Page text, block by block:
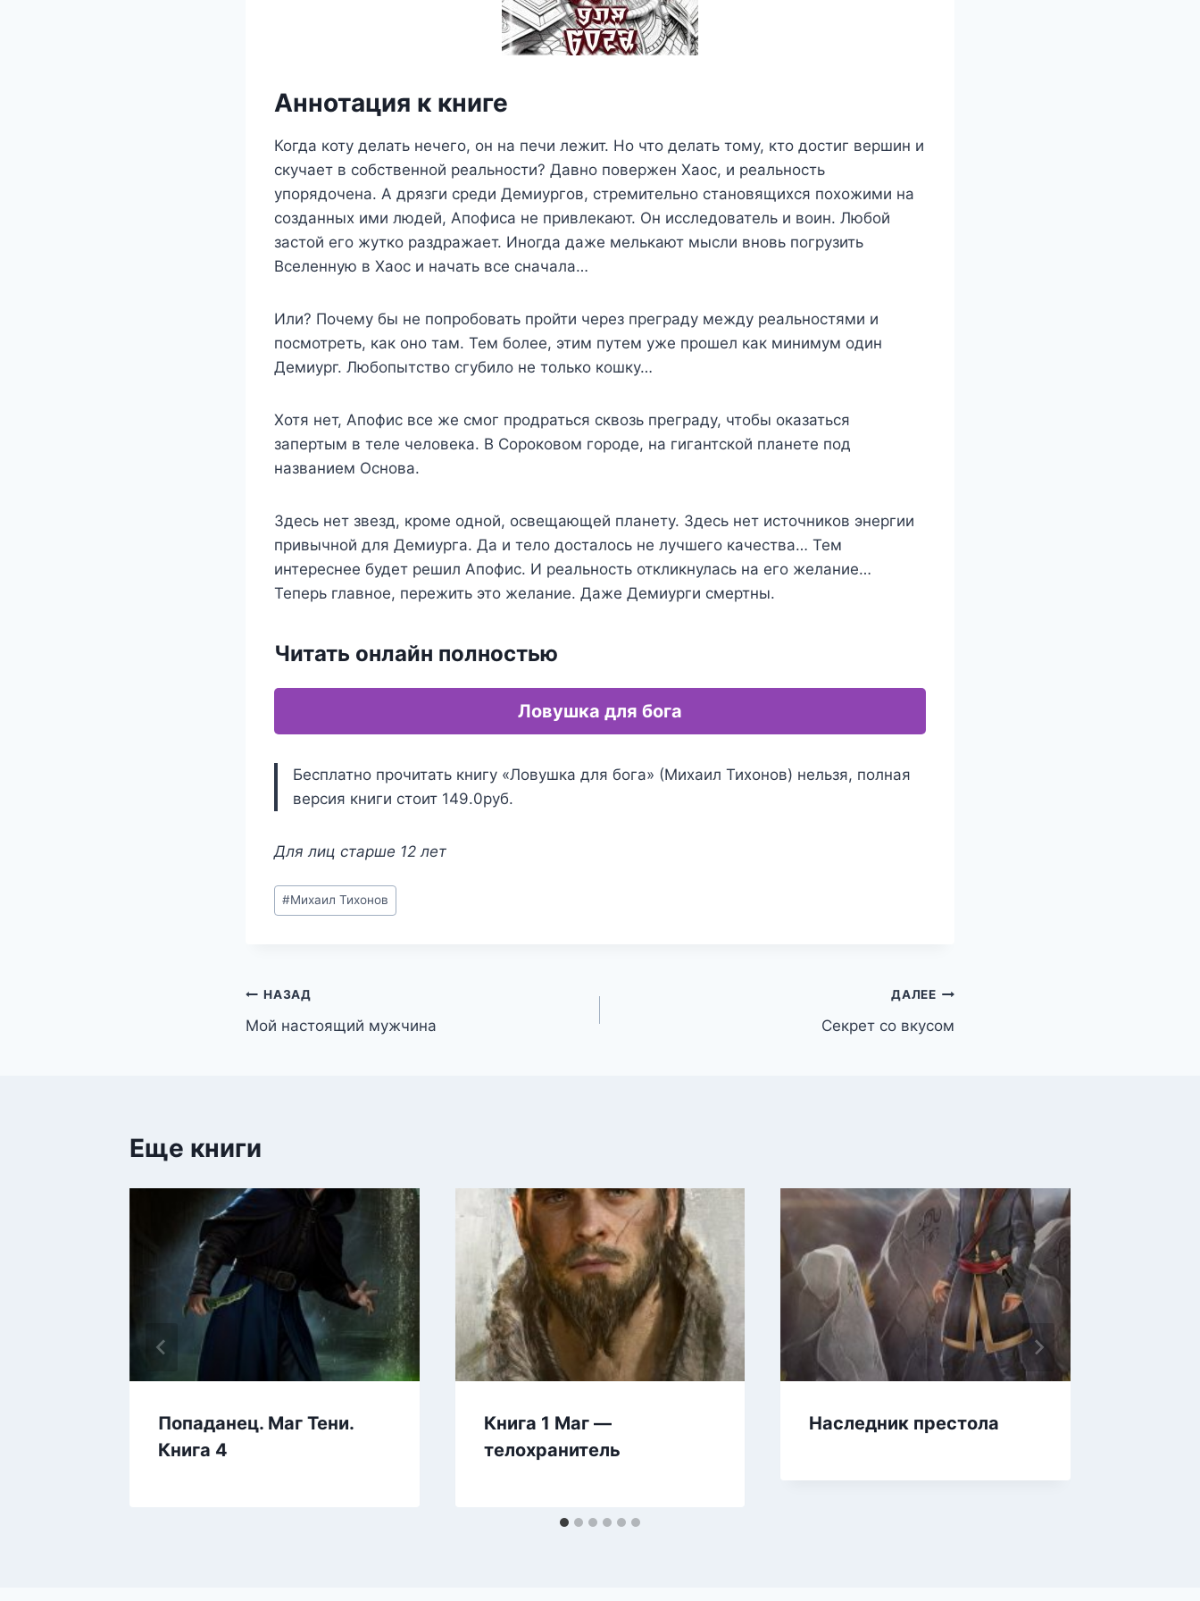
Аннотация к книге
Когда коту делать нечего, он на печи лежит. Но что делать тому, кто достиг вершин и
скучает в собственной реальности? Давно повержен Хаос, и реальность
упорядочена. А дрязги среди Демиургов, стремительно становящихся похожими на
созданных ими людей, Апофиса не привлекают. Он исследователь и воин. Любой
застой его жутко раздражает. Иногда даже мелькают мысли вновь погрузить
Вселенную в Хаос и начать все сначала…
Или? Почему бы не попробовать пройти через преграду между реальностями и
посмотреть, как оно там. Тем более, этим путем уже прошел как минимум один
Демиург. Любопытство сгубило не только кошку…
Хотя нет, Апофис все же смог продраться сквозь преграду, чтобы оказаться
запертым в теле человека. В Сороковом городе, на гигантской планете под
названием Основа.
Здесь нет звезд, кроме одной, освещающей планету. Здесь нет источников энергии
привычной для Демиурга. Да и тело досталось не лучшего качества… Тем
интереснее будет решил Апофис. И реальность откликнулась на его желание…
Теперь главное, пережить это желание. Даже Демиурги смертны.
Читать онлайн полностью
Ловушка для бога
Бесплатно прочитать книгу «Ловушка для бога» (Михаил Тихонов) нельзя, полная
версия книги стоит 149.0руб.
Для лиц старше 12 лет
Метки
записи:
#Михаил Тихонов
Навигация
по
НАЗАД
Мой настоящий мужчина
ДАЛЕЕ
Секрет со вкусом
Еще книги
Попаданец. Маг Тени.
Книга 4
Книга 1 Маг —
телохранитель
Наследник престола